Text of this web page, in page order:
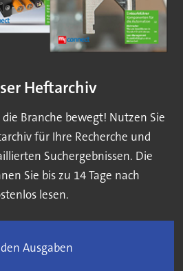
Heftarchiv
Branche bewegt! Nutzen Sie
für Ihre Recherche und
Suchergebnissen. Die
Sie bis zu 14 Tage nach
lesen.
Ausgaben